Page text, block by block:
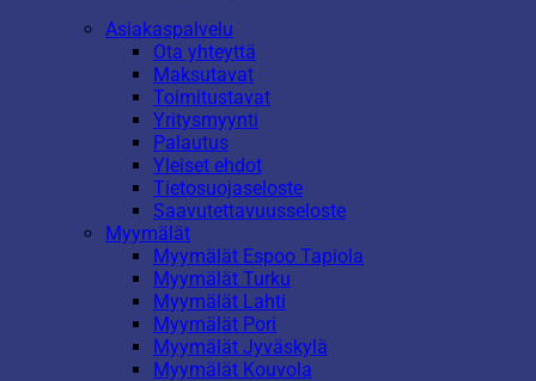
Asiakaspalvelu
Ota yhteyttä
Maksutavat
Toimitustavat
Yritysmyynti
Palautus
Yleiset ehdot
Tietosuojaseloste
Saavutettavuusseloste
Myymälät
Myymälät Espoo Tapiola
Myymälät Turku
Myymälät Lahti
Myymälät Pori
Myymälät Jyväskylä
Myymälät Kouvola